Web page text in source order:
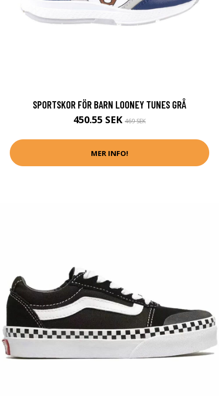
SPORTSKOR FÖR BARN LOONEY TUNES GRÅ
450.55 SEK 469 SEK
MER INFO!